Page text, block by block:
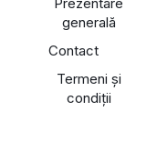
generală
Contact
Termeni și
condiții